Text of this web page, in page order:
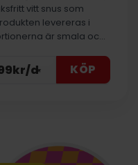
vitt snus som
levereras i
är smala oc…
KÖP